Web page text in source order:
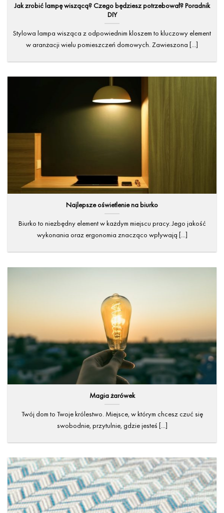
Jak zrobić lampę wiszącą? Czego będziesz potrzebował? Poradnik
DIY
Stylowa lampa wisząca z odpowiednim kloszem to kluczowy element
w aranżacji wielu pomieszczeń domowych. Zawieszona [...]
Najlepsze oświetlenie na biurko
Biurko to niezbędny element w każdym miejscu pracy. Jego jakość
wykonania oraz ergonomia znacząco wpływają [...]
Magia żarówek
Twój dom to Twoje królestwo. Miejsce, w którym chcesz czuć się
swobodnie, przytulnie, gdzie jesteś [...]